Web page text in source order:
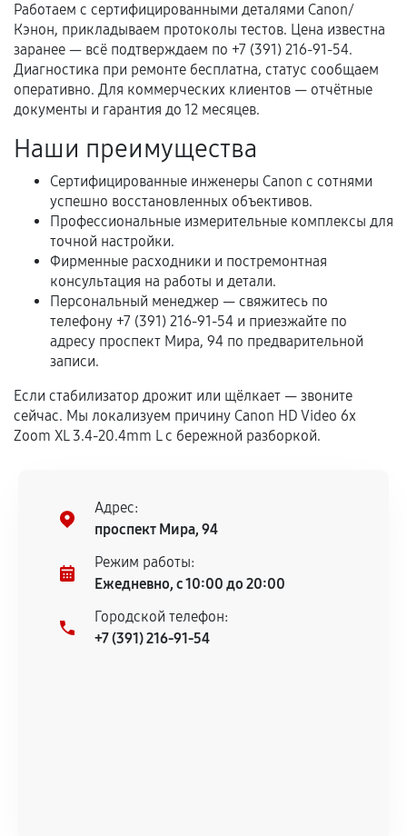
третьих лиц.
Естественный износ деталей, если иное не
предусмотрено отдельно.
Обращение после окончания гарантийного
срока.
Программные сбои, если это не указано в
Если комплектующие куплены
самостоятельно
Гарантия на выполненные работы может
сохраняться полностью или частично, если
соблюдены следующие условия:
техническим параметрам и не имеют внешних
дефектов.
Установка была выполнена нашим сервисным
остается на стороне производителя или
продавца. За качество сторонних деталей
сервисный центр ответственности не несет.
Работаем с сертифицированными деталями Canon/
Кэнон, прикладываем протоколы тестов. Цена известна
заранее — всё подтверждаем по +7 (391) 216-91-54.
Диагностика при ремонте бесплатна, статус сообщаем
оперативно. Для коммерческих клиентов — отчётные
документы и гарантия до 12 месяцев.
Наши преимущества
Сертифицированные инженеры Canon с сотнями
успешно восстановленных объективов.
Профессиональные измерительные комплексы для
точной настройки.
Фирменные расходники и постремонтная
консультация на работы и детали.
Персональный менеджер — свяжитесь по
телефону +7 (391) 216-91-54 и приезжайте по
адресу проспект Мира, 94 по предварительной
записи.
Если стабилизатор дрожит или щёлкает — звоните
сейчас. Мы локализуем причину Canon HD Video 6x
Zoom XL 3.4-20.4mm L с бережной разборкой.
Адрес:
проспект Мира, 94
Режим работы:
Ежедневно, с 10:00 до 20:00
Городской телефон:
+7 (391) 216-91-54